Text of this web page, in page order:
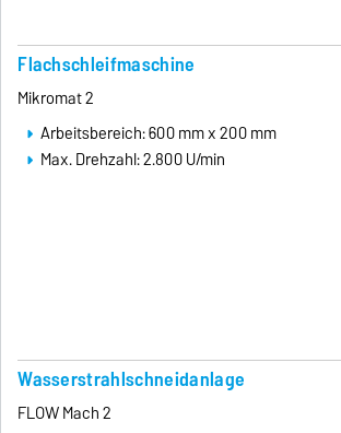
Flachschleifmaschine
Mikromat 2
Arbeitsbereich: 600 mm x 200 mm
Max. Drehzahl: 2.800 U/min
Wasserstrahlschneidanlage
FLOW Mach 2